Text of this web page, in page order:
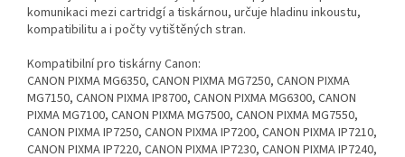
komunikaci mezi cartridgí a tiskárnou, určuje hladinu inkoustu,
kompatibilitu a i počty vytištěných stran.
Kompatibilní pro tiskárny Canon:
CANON PIXMA MG6350, CANON PIXMA MG7250, CANON PIXMA
MG7150, CANON PIXMA IP8700, CANON PIXMA MG6300, CANON
PIXMA MG7100, CANON PIXMA MG7500, CANON PIXMA MG7550,
CANON PIXMA IP7250, CANON PIXMA IP7200, CANON PIXMA IP7210,
CANON PIXMA IP7220, CANON PIXMA IP7230, CANON PIXMA IP7240,